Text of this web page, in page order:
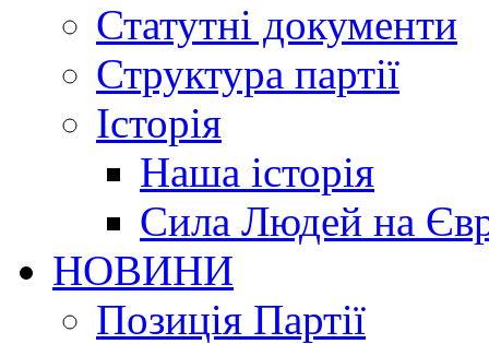
Статутні документи
Структура партії
Історія
Наша історія
Сила Людей на
НОВИНИ
Позиція Партії